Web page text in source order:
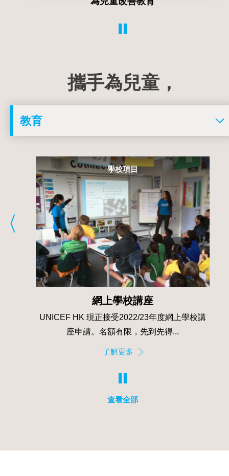
攜手為兒童，
查看全部
青年項目
「童心‧童聽」兒童電台計劃
UNICEF HK於2021年12月到2022年9月籌辦
「童心‧童聽」兒童電台計劃（下稱「計劃」）...
了解更多